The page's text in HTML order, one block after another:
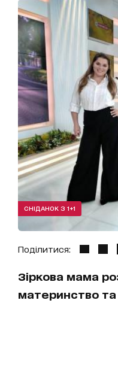
СНІДАНОК З 1+1
Поділитися:
Зіркова мама
материнство та